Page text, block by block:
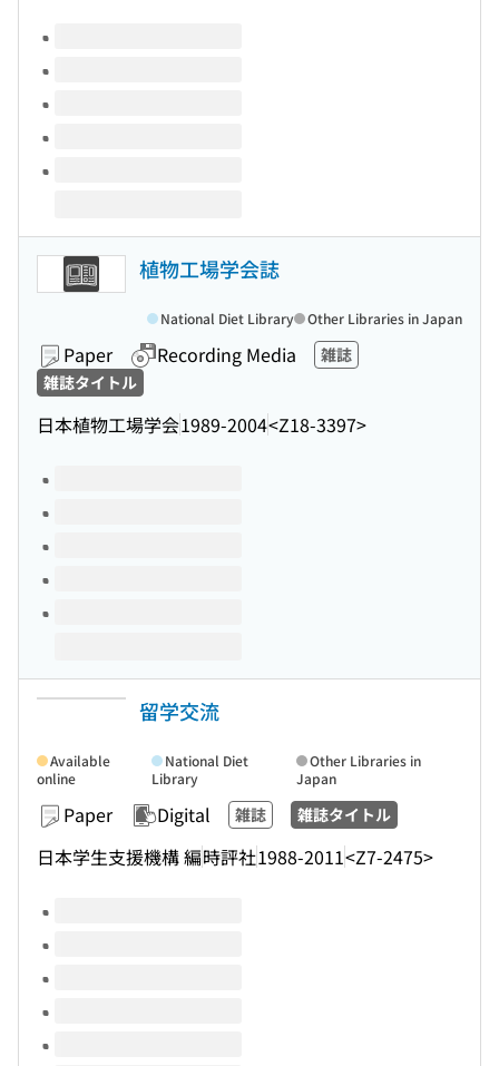
Volumes of this title
植物工場学会誌
Paper Recording Media
雑誌
雑誌タイトル
日本植物工場学会1989-2004<Z18-3397>
National Diet Library Other Libraries in Japan
Volumes of this title
留学交流
Paper Digital 雑誌 雑誌タイトル
日本学生支援機構 編時評社1988-2011<Z7-2475>
Available
online
National Diet
Library
Other Libraries in
Japan
Volumes of this title